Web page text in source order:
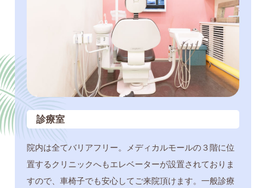
診療室
院内は全てバリアフリー。メディカルモールの３階に位
置するクリニックへもエレベーターが設置されておりま
すので、車椅子でも安心してご来院頂けます。一般診療